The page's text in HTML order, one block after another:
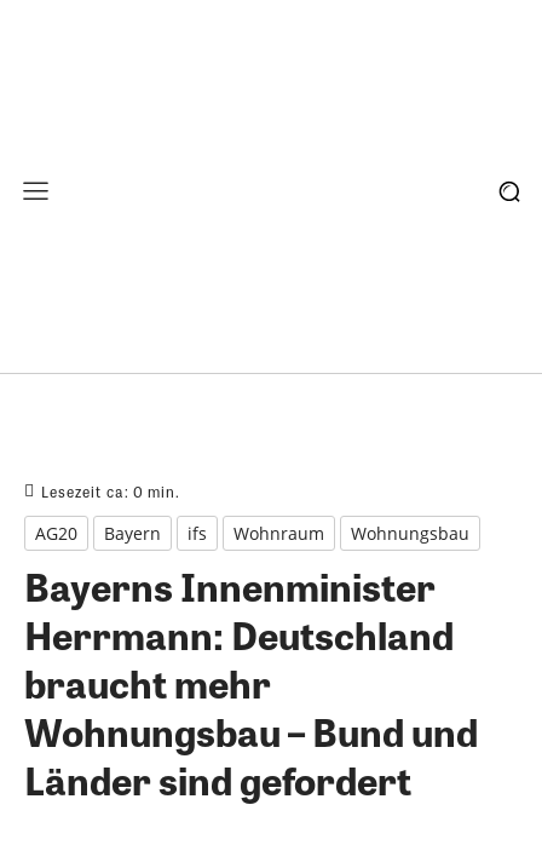
Lesezeit ca: 0 min.
AG20 Bayern ifs Wohnraum Wohnungsbau
Bayerns Innenminister
Herrmann: Deutschland
braucht mehr
Wohnungsbau – Bund und
Länder sind gefordert